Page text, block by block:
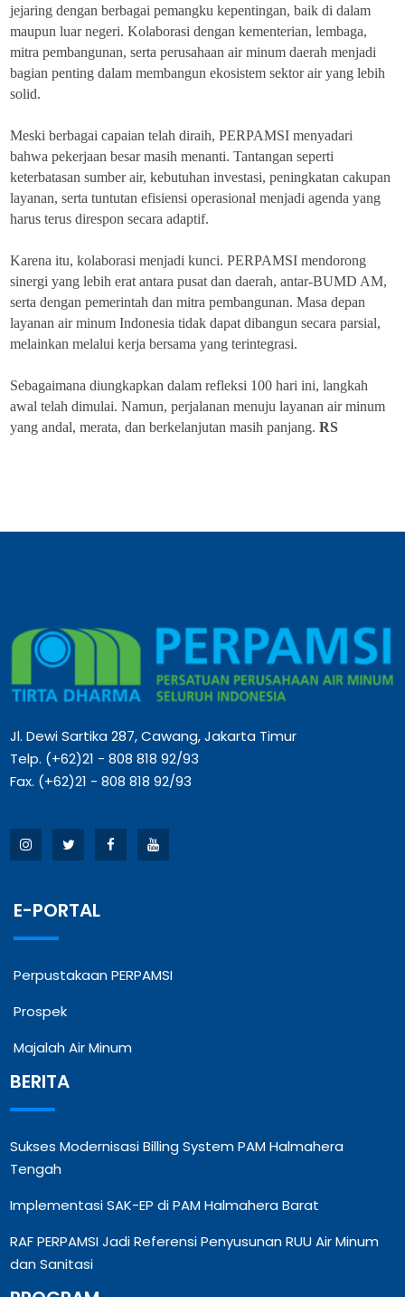
jejaring dengan berbagai pemangku kepentingan, baik di dalam
maupun luar negeri. Kolaborasi dengan kementerian, lembaga,
mitra pembangunan, serta perusahaan air minum daerah menjadi
bagian penting dalam membangun ekosistem sektor air yang lebih
solid.
Meski berbagai capaian telah diraih, PERPAMSI menyadari
bahwa pekerjaan besar masih menanti. Tantangan seperti
keterbatasan sumber air, kebutuhan investasi, peningkatan cakupan
layanan, serta tuntutan efisiensi operasional menjadi agenda yang
harus terus direspon secara adaptif.
Karena itu, kolaborasi menjadi kunci. PERPAMSI mendorong
sinergi yang lebih erat antara pusat dan daerah, antar-BUMD AM,
serta dengan pemerintah dan mitra pembangunan. Masa depan
layanan air minum Indonesia tidak dapat dibangun secara parsial,
melainkan melalui kerja bersama yang terintegrasi.
Sebagaimana diungkapkan dalam refleksi 100 hari ini, langkah
awal telah dimulai. Namun, perjalanan menuju layanan air minum
yang andal, merata, dan berkelanjutan masih panjang.RS
Jl. Dewi Sartika 287, Cawang, Jakarta Timur
Telp. (+62)21 - 808 818 92/93
Fax. (+62)21 - 808 818 92/93
E-PORTAL
Perpustakaan PERPAMSI
Prospek
Majalah Air Minum
BERITA
Sukses Modernisasi Billing System PAM Halmahera
Tengah
Implementasi SAK-EP di PAM Halmahera Barat
RAF PERPAMSI Jadi Referensi Penyusunan RUU Air Minum
dan Sanitasi